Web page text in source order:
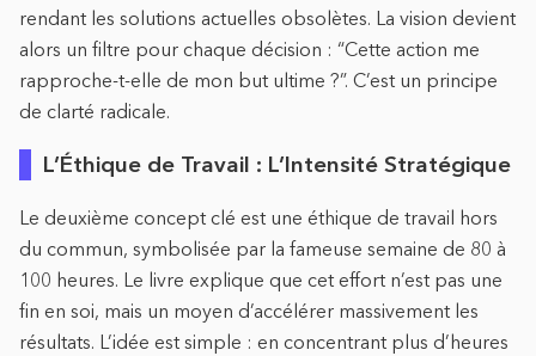
rendant les solutions actuelles obsolètes. La vision devient
alors un filtre pour chaque décision : “Cette action me
rapproche-t-elle de mon but ultime ?”. C’est un principe
de clarté radicale.
L’Éthique de Travail : L’Intensité Stratégique
Le deuxième concept clé est une éthique de travail hors
du commun, symbolisée par la fameuse semaine de 80 à
100 heures. Le livre explique que cet effort n’est pas une
fin en soi, mais un moyen d’accélérer massivement les
résultats. L’idée est simple : en concentrant plus d’heures